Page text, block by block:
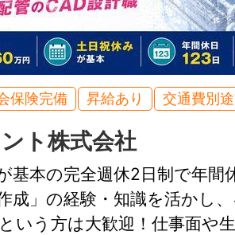
保険完備 昇給あり 交通費別
ト株式会社
基本の完全週休2日制で年間
成」の経験・知識を活かし
いう方は大歓迎！仕事面や